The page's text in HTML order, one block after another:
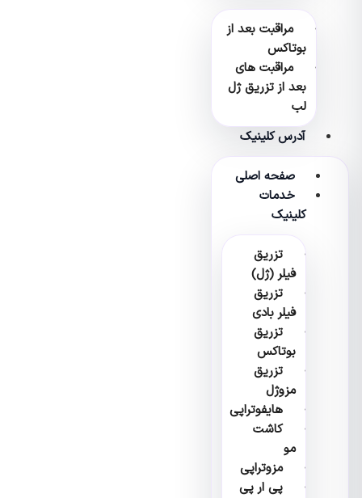
مراقبت بعد از
بوتاکس
مراقبت های
بعد از تزریق ژل
آدرس کلینیک
صفحه اصلی
خدمات
کلینیک
تزریق
فیلر (ژل)
تزریق
فیلر بادی
تزریق
بوتاکس
تزریق
مزوژل
هایفوتراپی
کاشت
مزوتراپی
پی ار پی